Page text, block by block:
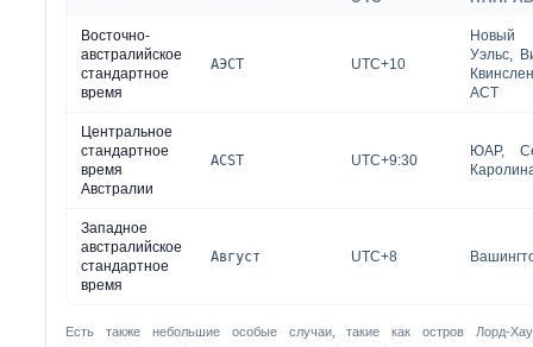
Восточно-
австралийское
стандартное
время
АЭСТ UTC+10
Новый
Уэльс,
ACT
Центральное
стандартное
время
Австралии
ACST UTC+9:30
ЮАР,
Западное
австралийское
стандартное
время
Август UTC+8
Есть также небольшие особые случаи, такие как остров Лорд-Хау